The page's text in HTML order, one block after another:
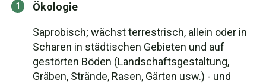
Ökologie
Saprobisch; wächst terrestrisch, allein oder in
Scharen in städtischen Gebieten und auf
gestörten Böden (Landschaftsgestaltung,
Gräben, Strände, Rasen, Gärten usw.) - und